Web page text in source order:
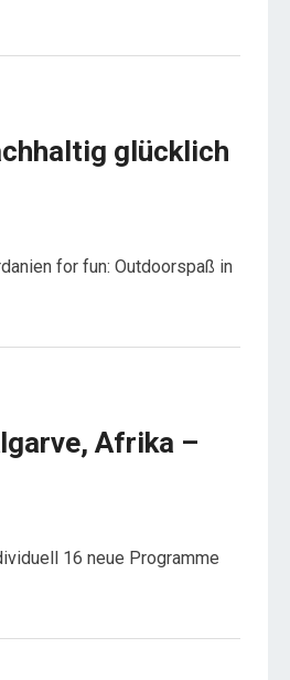
glücklich
for fun: Outdoorspaß in
Afrika –
16 neue Programme